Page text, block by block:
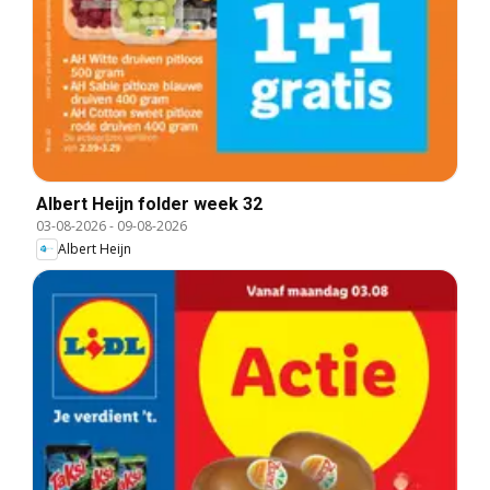
Albert Heijn folder week 32
03-08-2026- 09-08-2026
Albert Heijn